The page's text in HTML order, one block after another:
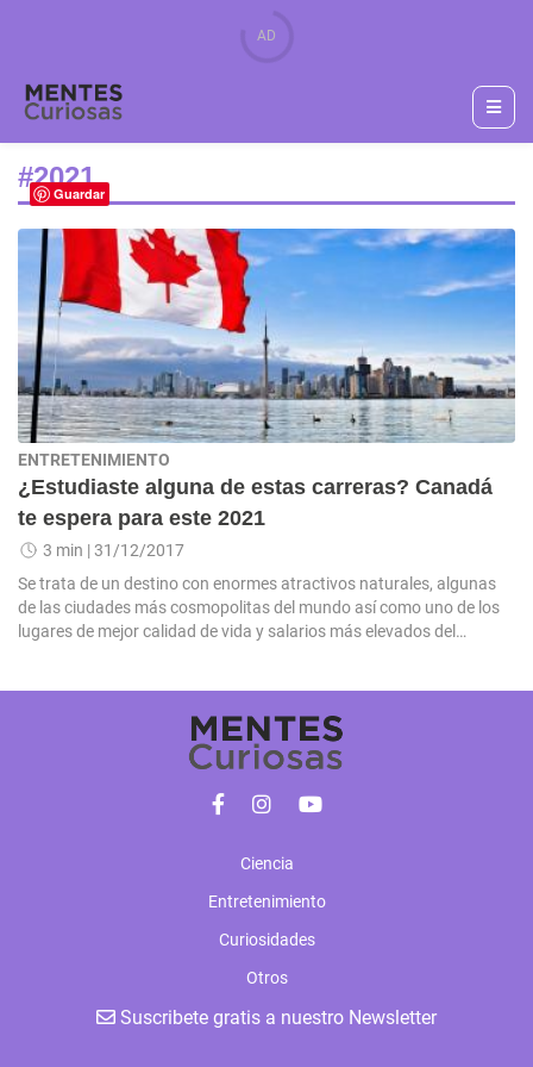
#2021
ENTRETENIMIENTO
¿Estudiaste alguna de estas carreras? Canadá
te espera para este 2021
3 min | 31/12/2017
Se trata de un destino con enormes atractivos naturales, algunas
de las ciudades más cosmopolitas del mundo así como uno de los
lugares de mejor calidad de vida y salarios más elevados del
Ciencia
Entretenimiento
Curiosidades
Otros
Suscribete gratis a nuestro Newsletter
Guardar